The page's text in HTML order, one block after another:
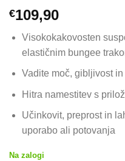
€109,90
Visokokakovosten
elastičnim bungee
Vadite moč, gibljivost
Hitra namestitev s
Učinkovit, preprost in
uporabo ali potovanja
Na zalogi